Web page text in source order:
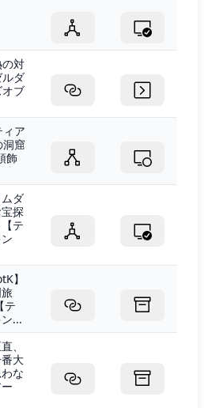
対
ダ
ブ
ア
洞窟
飾
ダ
探
テ
】
テ
...
、
大
な